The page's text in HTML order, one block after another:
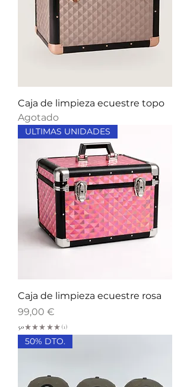
Caja de limpieza ecuestre topo
Agotado
ULTIMAS UNIDADES
Caja de limpieza ecuestre rosa
Precio
99,00 €
5.0★ ★ ★ ★ ★ 1
1
50% DTO.